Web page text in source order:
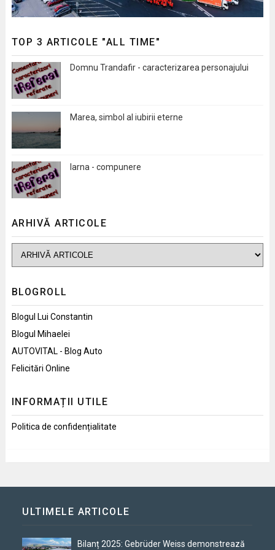
TOP 3 ARTICOLE "ALL TIME"
Domnu Trandafir - caracterizarea personajului
Marea, simbol al iubirii eterne
Iarna - compunere
ARHIVĂ ARTICOLE
BLOGROLL
Blogul Lui Constantin
Blogul Mihaelei
AUTOVITAL - Blog Auto
Felicitări Online
INFORMAȚII UTILE
Politica de confidențialitate
ULTIMELE ARTICOLE
Bilanț 2025: Gebrüder Weiss demonstrează